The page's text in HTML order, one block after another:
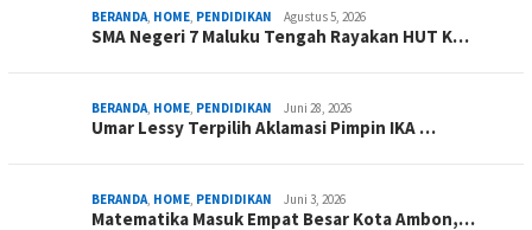
BERANDA HOME PENDIDIKAN Agustus 5, 2026
SMA Negeri 7 Maluku Tengah Rayakan HUT K…
BERANDA HOME PENDIDIKAN Juni 28, 2026
Umar Lessy Terpilih Aklamasi Pimpin IKA …
BERANDA HOME PENDIDIKAN Juni 3, 2026
Matematika Masuk Empat Besar Kota Ambon,…